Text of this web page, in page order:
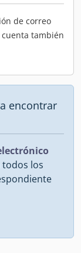
de correo
también
encontrar
todos los